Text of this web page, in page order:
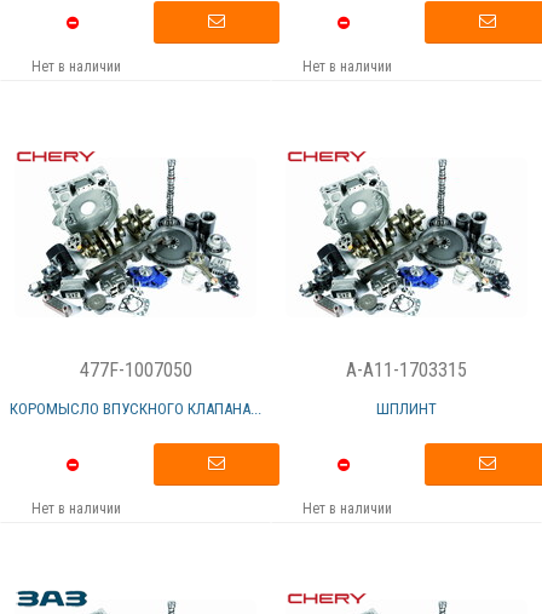
Нет в наличии Нет в наличии
477F-1007050
КОРОМЫСЛО ВПУСКНОГО КЛАПАНА...
Нет в наличии
A-A11-1703315
ШПЛИНТ
Нет в наличии